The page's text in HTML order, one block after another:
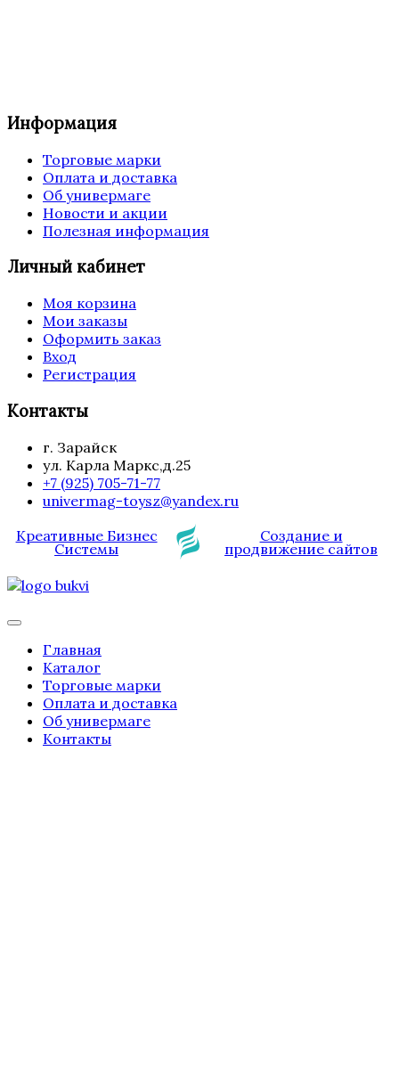
Информация
Торговые марки
Оплата и доставка
Об универмаге
Новости и акции
Полезная информация
Личный кабинет
Моя корзина
Мои заказы
Оформить заказ
Вход
Регистрация
Контакты
г. Зарайск
ул. Карла Маркс,д.25
+7 (925) 705-71-77
univermag-toysz@yandex.ru
Креативные Бизнес
Системы
Создание и
продвижение сайтов
Главная
Каталог
Торговые марки
Оплата и доставка
Об универмаге
Контакты